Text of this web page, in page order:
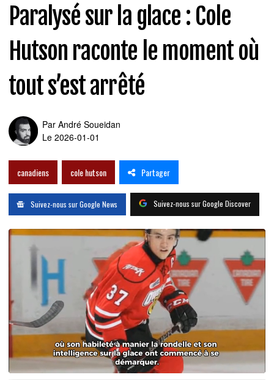
Paralysé sur la glace : Cole
Hutson raconte le moment où
tout s’est arrêté
Par André Soueidan
Le 2026-01-01
canadiens cole hutson Partager
Suivez-nous sur Google News Suivez-nous sur Google Discover